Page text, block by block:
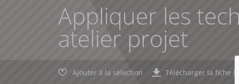
Appliquer les
atelier projet
Ajouter à la sélection Télécharger la fiche